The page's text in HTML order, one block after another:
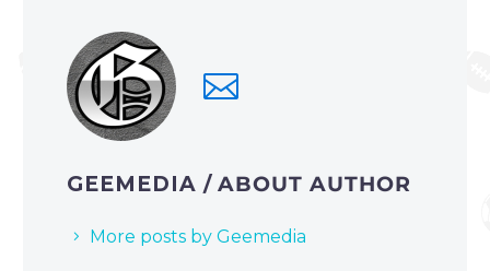
GEEMEDIA / ABOUT AUTHOR
More posts by Geemedia